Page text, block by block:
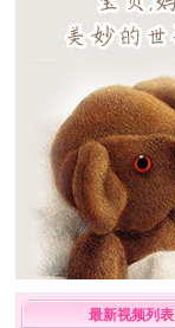
最新视频列表